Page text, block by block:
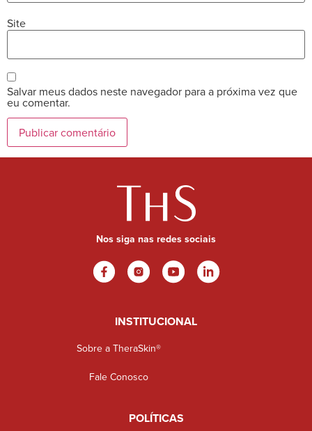
Site
Salvar meus dados neste navegador para a próxima vez que
eu comentar.
Nos siga nas redes sociais
INSTITUCIONAL
Sobre a TheraSkin®
Fale Conosco
POLÍTICAS